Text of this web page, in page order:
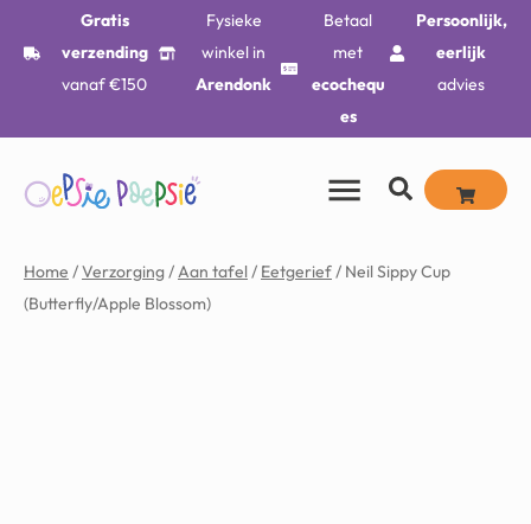
Gratis
verzending
vanaf €150
Fysieke
winkel in
Arendonk
Betaal
met
ecochequ
es
Persoonlijk,
eerlijk
advies
Home /Verzorging/Aan tafel/ Eetgerief/ Neil Sippy Cup
(Butterfly/Apple Blossom)